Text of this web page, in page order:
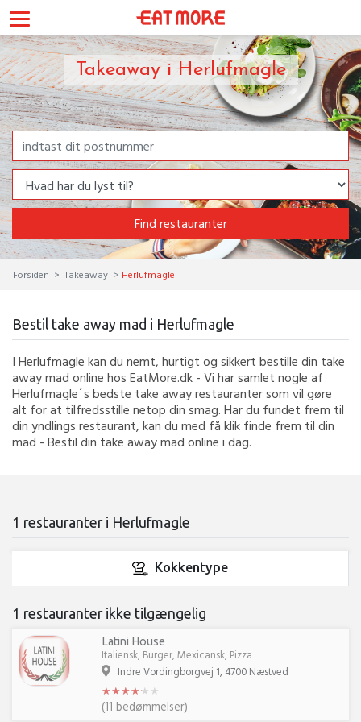
Takeaway i Herlufmagle
Find restauranter
Forsiden Takeaway Herlufmagle
Bestil take away mad i Herlufmagle
I Herlufmagle kan du nemt, hurtigt og sikkert bestille din take
away mad online hos EatMore.dk - Vi har samlet nogle af
Herlufmagle´s bedste take away restauranter som vil gøre
alt for at tilfredsstille netop din smag. Har du fundet frem til
din yndlings restaurant, kan du med få klik finde frem til din
mad - Bestil din take away mad online i dag.
1 restauranter i Herlufmagle
Kokkentype
1 restauranter ikke tilgængelig
Latini House
Italiensk, Burger, Mexicansk, Pizza
Indre Vordingborgvej 1, 4700 Næstved
★★★★★ ★
★★★★★ ★
(11 bedømmelser)